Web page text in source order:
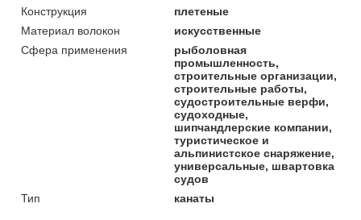
Конструкция
плетеные
Материал волокон
искусственные
Сфера применения
рыболовная
промышленность,
строительные организации,
строительные работы,
судостроительные верфи,
судоходные,
шипчандлерские компании,
туристическое и
альпинистское снаряжение,
универсальные, швартовка
судов
Тип
канаты